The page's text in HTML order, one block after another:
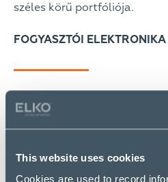
This website uses cookies
Cookies are used to record
széles körű portfóliója.
FOGYASZTÓI ELEKTRONIKA
A háztartási kis- és
egészségügyi és wellness
robogók és más termékek
szegmense.